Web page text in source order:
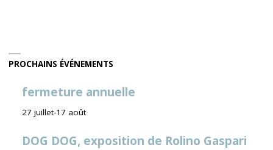
PROCHAINS ÉVÉNEMENTS
fermeture annuelle
27 juillet-17 août
DOG DOG, exposition de Rolino Gaspari